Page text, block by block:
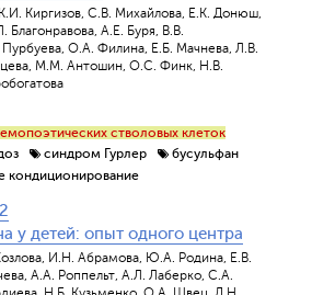
Киргизов, С.В. Михайлова, Е.К. Донюш,
А.Е. Буря, В.В.
Пурбуева, О.А. Филина, Е.Б. Мачнева, Л.В.
М.М. Антошин, О.С. Финк, Н.В.
стволовых клеток
синдром Гурлер
бусульфан
кондиционирование
у детей: опыт одного центра
И.Н. Абрамова, Ю.А. Родина, Е.В.
А.А. Роппельт, А.Л. Лаберко, С.А.